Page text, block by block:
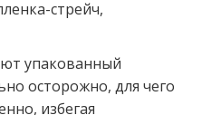
стрейч,
упакованный
осторожно, для чего
избегая